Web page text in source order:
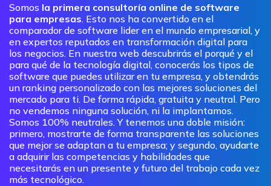
Somos la primera consultoría online de software
para empresas. Esto nos ha convertido en el
comparador de software lider en el mundo empresarial, y
en expertos reputados en transformación digital para
los negocios. En nuestra web descubrirás el porqué y el
para qué de la tecnología digital, conocerás los tipos de
software que puedes utilizar en tu empresa, y obtendrás
un ranking personalizado con las mejores soluciones del
mercado para ti. De forma rápida, gratuita y neutral. Pero
no vendemos ninguna solución, ni la implantamos.
Somos 100% neutrales. Y tenemos una doble misión:
primero, mostrarte de forma transparente las soluciones
que mejor se adaptan a tu empresa; y segundo, ayudarte
a adquirir las competencias y habilidades que
necesitarás en un presente y futuro del trabajo cada vez
más tecnológico.